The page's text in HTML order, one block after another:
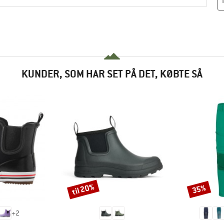
KUNDER, SOM HAR SET PÅ DET, KØBTE SÅ
+2
Rabat
til 20% Rabat
35%